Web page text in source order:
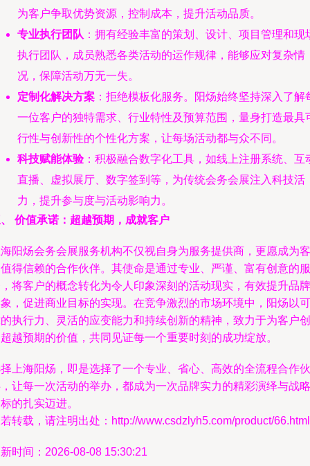
为客户争取优势资源，控制成本，提升活动品质。
专业执行团队 ：拥有经验丰富的策划、设计、项目管理和现
执行团队，成员熟悉各类活动的运作规律，能够应对复杂情
况，保障活动万无一失。
定制化解决方案 ：拒绝模板化服务。阳炀始终坚持深入了解
一位客户的独特需求、行业特性及预算范围，量身打造最具
行性与创新性的个性化方案，让每场活动都与众不同。
科技赋能体验：积极融合数字化工具，如线上注册系统、互
直播、虚拟展厅、数字签到等，为传统会务会展注入科技活
力，提升参与度与活动影响力。
价值承诺：超越预期，成就客户
阳炀会务会展服务机构不仅视自身为服务提供商，更愿成为客
得信赖的合作伙伴。其使命是通过专业、严谨、富有创意的服
将客户的概念转化为令人印象深刻的活动现实，有效提升品牌
，促进商业目标的实现。在竞争激烈的市场环境中，阳炀以可
执行力、灵活的应变能力和持续创新的精神，致力于为客户创
越预期的价值，共同见证每一个重要时刻的成功绽放。
上海阳炀，即是选择了一个专业、省心、高效的全流程合作伙
让每一次活动的举办，都成为一次品牌实力的精彩演绎与战略
的扎实迈进。
转载，请注明出处：http://www.csdzlyh5.com/product/66.html
时间：2026-08-08 15:30:21